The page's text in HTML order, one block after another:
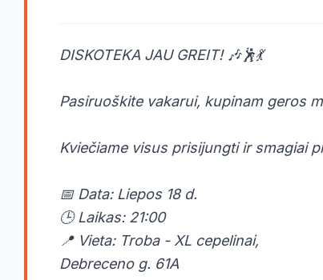
DISKOTEKA JAU GREIT! 🎶🕺💃
Pasiruoškite vakarui, kupinam geros
Kviečiame visus prisijungti ir smagiai
📅 Data: Liepos 18 d.
🕒 Laikas: 21:00
📍 Vieta: Troba - XL cepelinai,
Debreceno g. 61A